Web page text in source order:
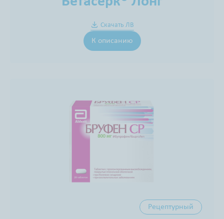
Скачать ЛВ
К описанию
Рецептурный